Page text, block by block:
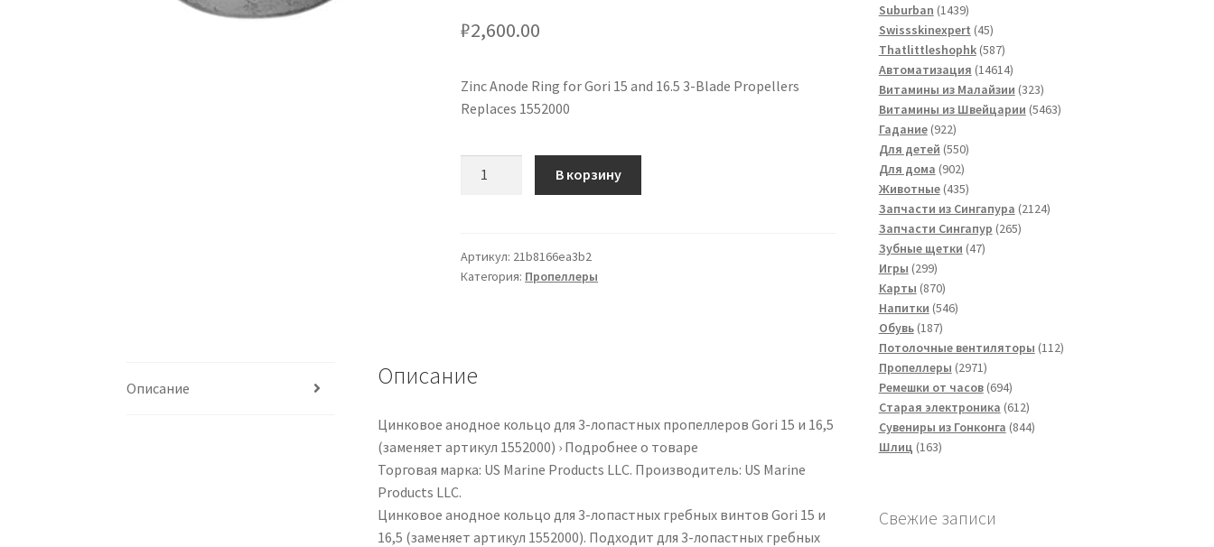
₽2,600.00
Zinc Anode Ring for Gori 15 and 16.5 3-Blade Propellers
Replaces 1552000
кольцо
для
винтов
и
16,5
(заменяет
артикул
1552000).
В корзину
Артикул: 21b8166ea3b2
Категория: Пропеллеры
Описание Описание
Цинковое анодное кольцо для 3-лопастных пропеллеров Gori 15 и 16,5
(заменяет артикул 1552000) › Подробнее о товаре
Торговая марка: US Marine Products LLC. Производитель: US Marine
Products LLC.
Цинковое анодное кольцо для 3-лопастных гребных винтов Gori 15 и
16,5 (заменяет артикул 1552000). Подходит для 3-лопастных гребных
Suburban 14391439
товаров
Swissskinexpert 4545
товаров
Thatlittleshophk 587587
товаров
Автоматизация 1461414614
товаров
Витамины из Малайзии 323323
товара
Витамины из Швейцарии 54635463
Гадание 922922
товара
Для детей 550550
Для дома 902902
товара
Животные 435435
товаров
Запчасти из Сингапура 21242124
Запчасти Сингапур 265265
Зубные щетки 4747
Игры 299299
товаров
Карты 870870
товаров
Напитки 546546
Обувь 187187
товаров
Потолочные вентиляторы 112112
Пропеллеры 29712971
товар
Ремешки от часов 694694
товара
Старая электроника 612612
товаров
Сувениры из Гонконга 844844
Шлиц 163163
Свежие записи